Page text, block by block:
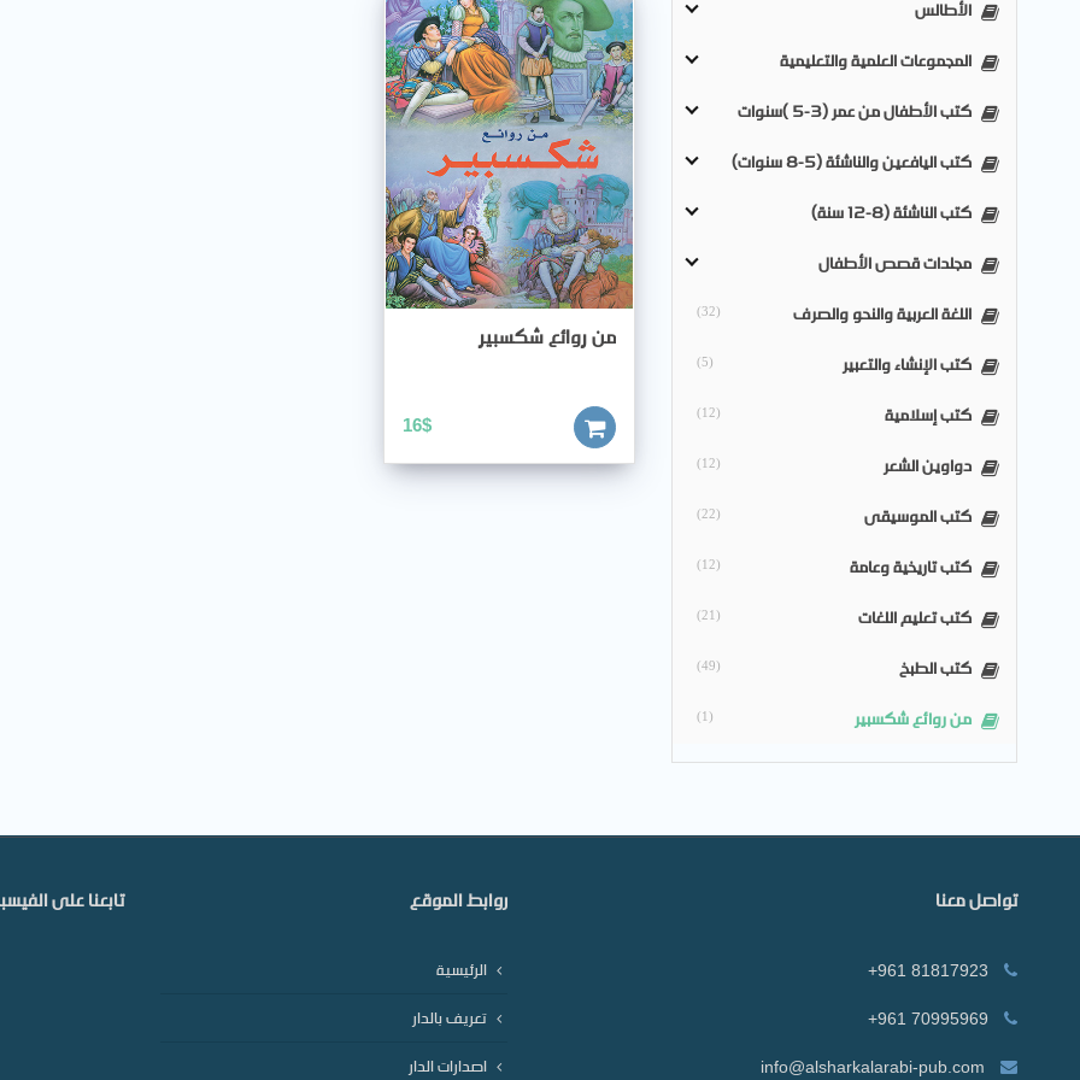
من روائع شكسبير
16$ أضف للسلة
الأطالس
المجموعات العلمية والتعليمية
كتب الأطفال من عمر (3-5 )سنوات
كتب اليافعين والناشئة (5-8 سنوات)
كتب الناشئة (8-12 سنة)
مجلدات قصص الأطفال
اللغة العربية والنحو والصرف
(32)
كتب الإنشاء والتعبير (5)
كتب إسلامية (12)
دواوين الشعر (12)
كتب الموسيقى (22)
كتب تاريخية وعامة (12)
كتب تعليم اللغات (21)
كتب الطبخ (49)
من روائع شكسبير (1)
تابعنا على روابط الموقع
الرئيسية
تعريف بالدار
اصدارات الدار
تواصل معنا
+961 81817923
+961 70995969
info@alsharkalarabi-pub.com